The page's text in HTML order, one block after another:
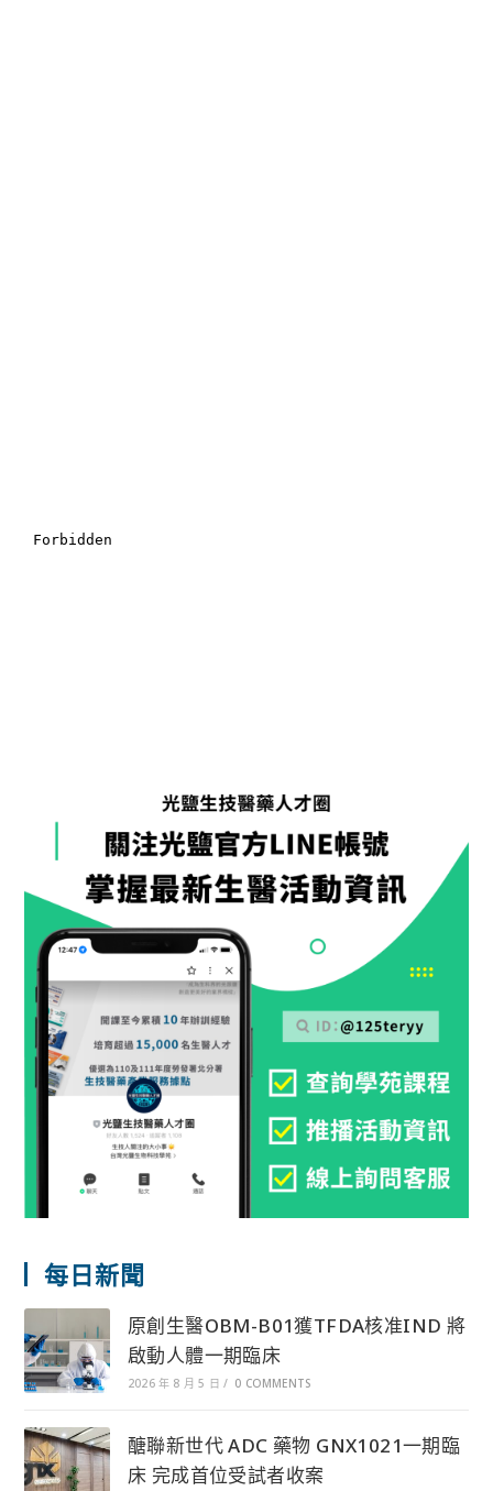
每日新聞
原創生醫OBM-B01獲TFDA核准IND 將
啟動人體一期臨床
2026 年 8 月 5 日 / 0 COMMENTS
醣聯新世代 ADC 藥物 GNX1021一期臨
床 完成首位受試者收案